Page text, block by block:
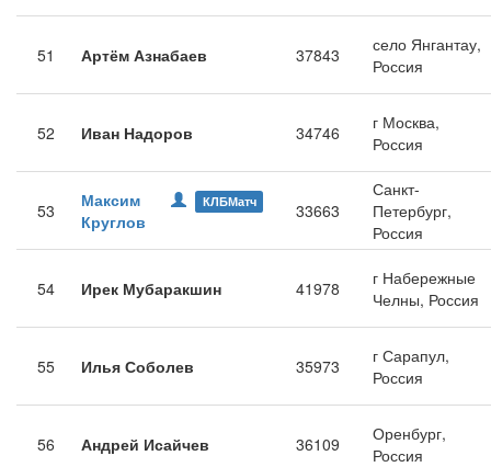
51 Артём Азнабаев 37843
село Янгантау,
Россия
52 Иван Надоров 34746
г Москва,
Россия
53 КЛБМатч
Максим
Круглов
33663
Санкт-
Петербург,
Россия
54 Ирек Мубаракшин 41978
г Набережные
Челны, Россия
55 Илья Соболев 35973
г Сарапул,
Россия
56 Андрей Исайчев 36109
Оренбург,
Россия